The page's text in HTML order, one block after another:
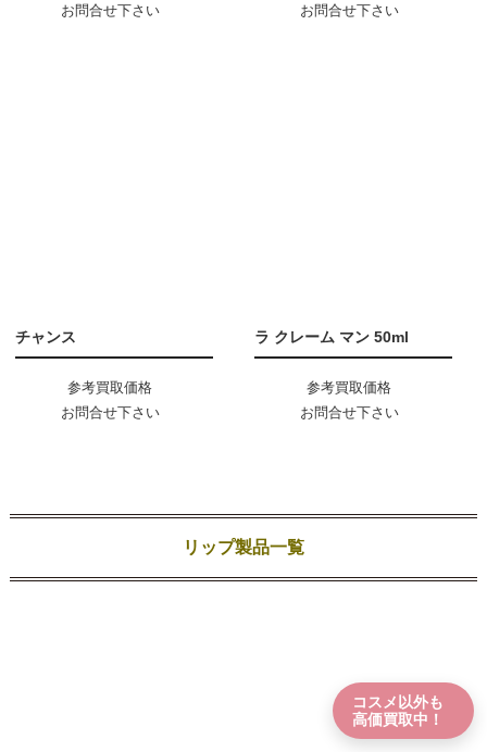
お問合せ下さい
お問合せ下さい
チャンス
参考買取価格
お問合せ下さい
ラ クレーム マン 50ml
参考買取価格
お問合せ下さい
リップ製品一覧
コスメ以外も
高価買取中！